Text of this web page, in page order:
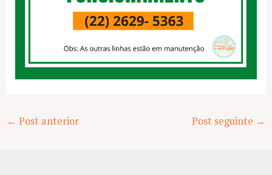
Post
← Post anterior Post seguinte →